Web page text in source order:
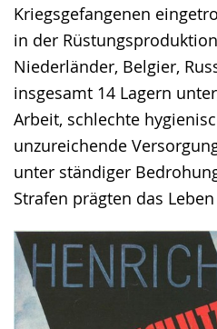
Kriegsgefangenen
in der
Niederländer, Belgier,
insgesamt 14 Lagern
Arbeit, schlechte
unzureichende
unter ständiger
Strafen prägten das